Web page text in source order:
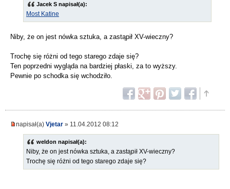
Jacek S napisał(a):
Most Katine
Niby, że on jest nówka sztuka, a zastąpił XV-wieczny?
Trochę się różni od tego starego zdaje się?
Ten poprzedni wygląda na bardziej płaski, za to wyższy.
Pewnie po schodka się wchodziło.
napisał(a) Vjetar » 11.04.2012 08:12
weldon napisał(a):
Niby, że on jest nówka sztuka, a zastąpił XV-wieczny?
Trochę się różni od tego starego zdaje się?